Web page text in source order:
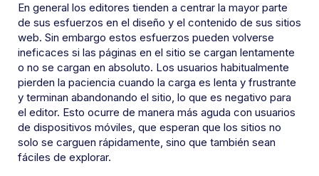
En general los editores tienden a centrar la mayor parte
de sus esfuerzos en el diseño y el contenido de sus sitios
web. Sin embargo estos esfuerzos pueden volverse
ineficaces si las páginas en el sitio se cargan lentamente
o no se cargan en absoluto. Los usuarios habitualmente
pierden la paciencia cuando la carga es lenta y frustrante
y terminan abandonando el sitio, lo que es negativo para
el editor. Esto ocurre de manera más aguda con usuarios
de dispositivos móviles, que esperan que los sitios no
solo se carguen rápidamente, sino que también sean
fáciles de explorar.